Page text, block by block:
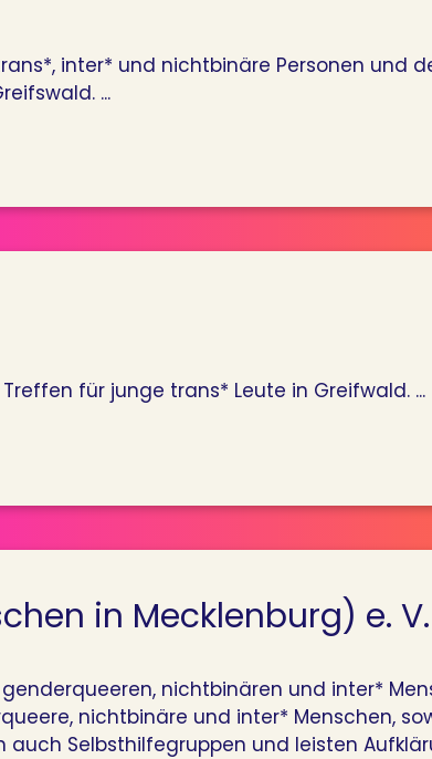
inter* und nichtbinäre Personen und
...
für junge trans* Leute in Greifwald. ...
in Mecklenburg) e. V.
nichtbinären und inter*
nichtbinäre und inter* Menschen,
Selbsthilfegruppen und leisten